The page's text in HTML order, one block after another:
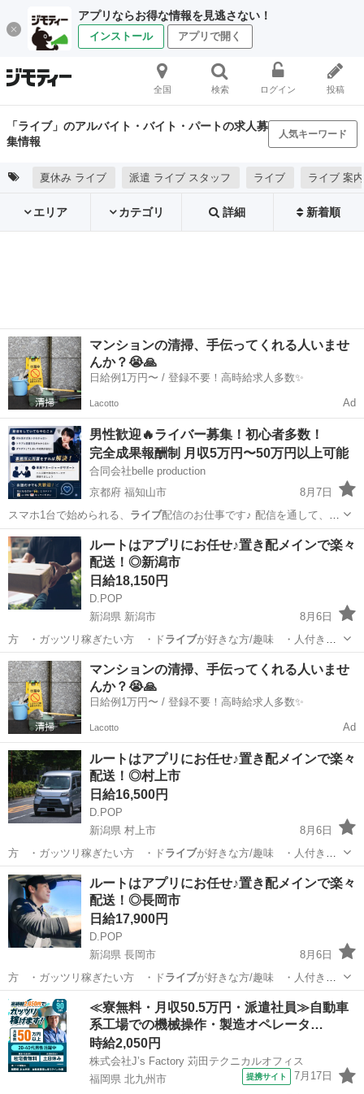
アプリならお得な情報を見逃さない！
インストール アプリで開く
全国 検索 ログイン 投稿
「ライブ」のアルバイト・バイト・パートの求人募
集情報
人気キーワード
夏休み ライブ 派遣 ライブ スタッフ ライブ ライブ 案内
エリア カテゴリ 詳細 新着順
マンションの清掃、手伝ってくれる人いませ
んか？😭🙏
日給例1万円〜 / 登録不要！高時給求人多数✨
Lacotto Ad
男性歓迎🔥ライバー募集！初心者多数！
完全成果報酬制 月収5万円〜50万円以上可能
合同会社belle production
京都府 福知山市
8月7日
スマホ1台で始められる、 ライブ配信のお仕事です♪ 配信を通して、
視…
京都 福知山市 その他 ライバー
ルートはアプリにお任せ♪置き配メインで楽々
配送！◎新潟市
日給18,150円
D.POP
新潟県 新潟市
8月6日
方 ・ガッツリ稼ぎたい方 ・ド ライブが好きな方/趣味 ・人付き合
いが苦…
新潟 新潟市 置き配
マンションの清掃、手伝ってくれる人いませ
んか？😭🙏
日給例1万円〜 / 登録不要！高時給求人多数✨
Lacotto Ad
ルートはアプリにお任せ♪置き配メインで楽々
配送！◎村上市
日給16,500円
D.POP
新潟県 村上市
8月6日
方 ・ガッツリ稼ぎたい方 ・ド ライブが好きな方/趣味 ・人付き合
いが苦…
新潟 村上市 ドライバー 置き配
ルートはアプリにお任せ♪置き配メインで楽々
配送！◎長岡市
日給17,900円
D.POP
新潟県 長岡市
8月6日
方 ・ガッツリ稼ぎたい方 ・ド ライブが好きな方/趣味 ・人付き合
いが苦…
新潟 長岡市 ドライバー 置き配
≪寮無料・月収50.5万円・派遣社員≫自動車
系工場での機械操作・製造オペレータ…
時給2,050円
株式会社J’s Factory 苅田テクニカルオフィス
福岡県 北九州市
提携サイト 7月17日